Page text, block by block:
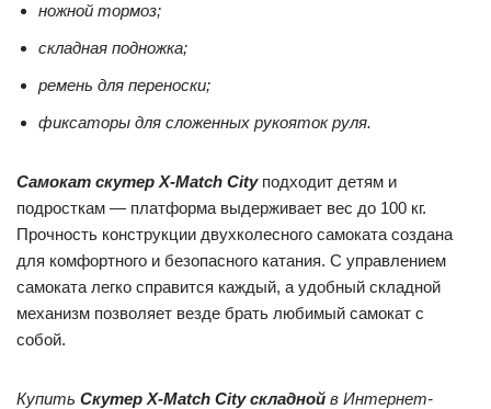
ножной тормоз;
складная подножка;
ремень для переноски;
фиксаторы для сложенных рукояток руля.
Самокат скутер X-Match City подходит детям и
подросткам — платформа выдерживает вес до 100 кг.
Прочность конструкции двухколесного самоката создана
для комфортного и безопасного катания. С управлением
самоката легко справится каждый, а удобный складной
механизм позволяет везде брать любимый самокат с
собой.
Купить Скутер X-Match City складной в Интернет-